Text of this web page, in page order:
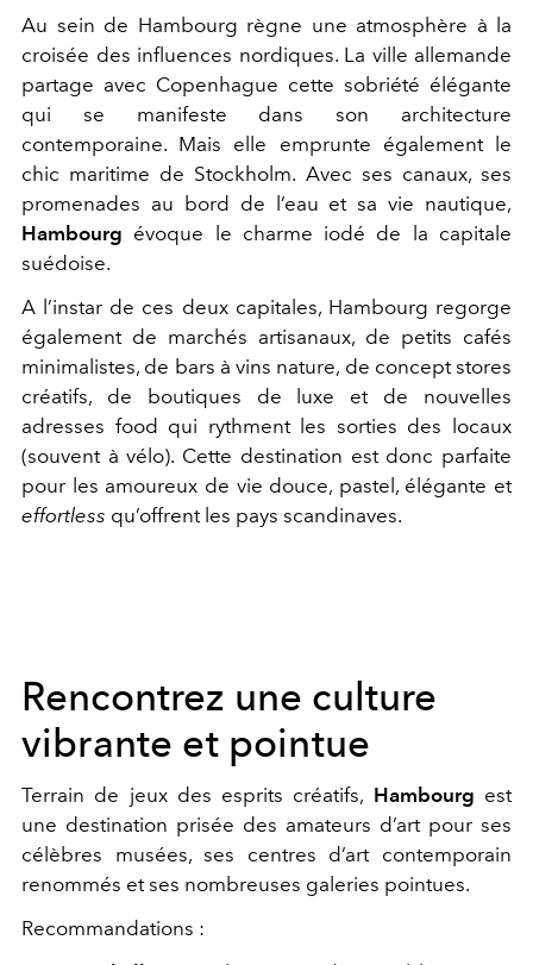
Au sein de Hambourg règne une atmosphère à la
croisée des influences nordiques. La ville allemande
partage avec Copenhague cette sobriété élégante
qui se manifeste dans son architecture
contemporaine. Mais elle emprunte également le
chic maritime de Stockholm. Avec ses canaux, ses
promenades au bord de l’eau et sa vie nautique,
Hambourg évoque le charme iodé de la capitale
suédoise.
A l’instar de ces deux capitales, Hambourg regorge
également de marchés artisanaux, de petits cafés
minimalistes, de bars à vins nature, de concept stores
créatifs, de boutiques de luxe et de nouvelles
adresses food qui rythment les sorties des locaux
(souvent à vélo). Cette destination est donc parfaite
pour les amoureux de vie douce, pastel, élégante et
effortless qu’offrent les pays scandinaves.
Rencontrez une culture
vibrante et pointue
Terrain de jeux des esprits créatifs, Hambourg est
une destination prisée des amateurs d’art pour ses
célèbres musées, ses centres d’art contemporain
renommés et ses nombreuses galeries pointues.
Recommandations :